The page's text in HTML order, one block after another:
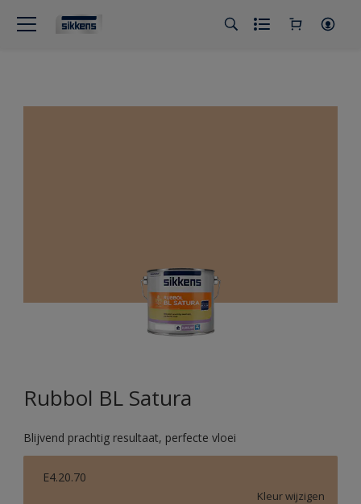
Rubbol BL Satura
Blijvend prachtig resultaat, perfecte vloei
E4.20.70
Kleur wijzigen